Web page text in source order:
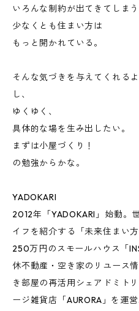
いろんな制約が出てきてしまう
少なくとも住まい方は
もっと開かれている。
そんな気づきを与えてくれる
し、
ゆくゆく、
具体的な場を生み出したい。
まずは小屋づくり！
の勉強からかな。
YADOKARI
2012年「YADOKARI」始動。
イフを紹介する「未来住まい
250万円のスモールハウス「
休不動産・空き家のリユース
き部屋の再活用シェアドミト
ージ雑貨店「AURORA」を運